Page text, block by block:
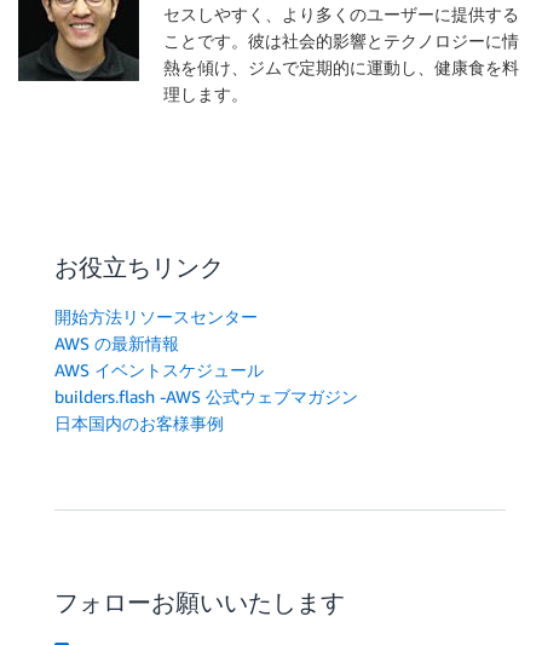
セスしやすく、より多くのユーザーに提供する
ことです。彼は社会的影響とテクノロジーに情
熱を傾け、ジムで定期的に運動し、健康食を料
理します。
お役立ちリンク
開始方法リソースセンター
AWS の最新情報
AWS イベントスケジュール
builders.flash -AWS 公式ウェブマガジン
日本国内のお客様事例
フォローお願いいたします